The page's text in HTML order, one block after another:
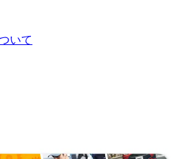
いて